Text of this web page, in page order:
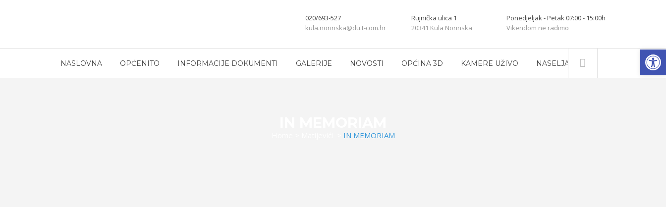
020/693-527
kula.norinska@du.t-com.hr
Rujnička ulica 1
20341 Kula Norinska
Ponedjeljak - Petak 07:00 - 15:00h
Vikendom ne radimo
NASLOVNA OPĆENITO INFORMACIJE DOKUMENTI GALERIJE NOVOSTI OPĆINA 3D KAMERE UŽIVO NASELJA
IN MEMORIAM